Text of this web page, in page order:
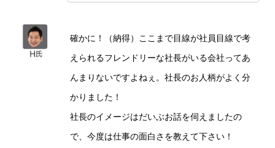
確かに！（納得）ここまで目線が社員目線で考
えられるフレンドリーな社長がいる会社ってあ
んまりないですよねぇ。社長のお人柄がよく分
かりました！
社長のイメージはだいぶお話を伺えましたの
で、今度は仕事の面白さを教えて下さい！